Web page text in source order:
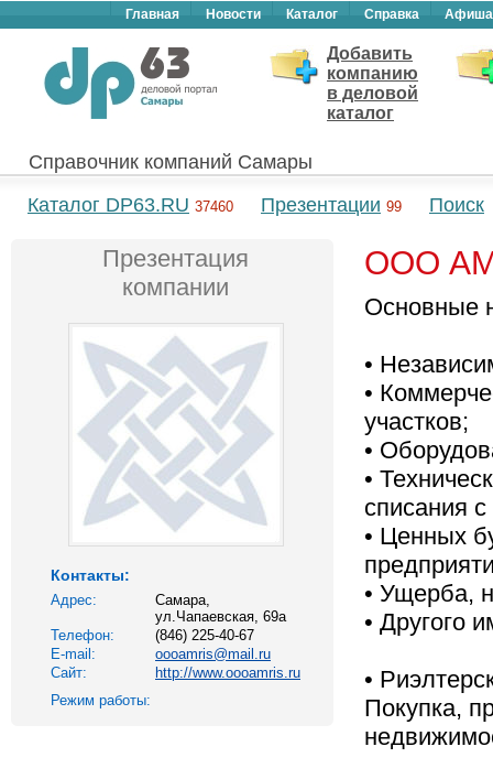
Главная Новости Каталог Справка Афиша
Добавить
компанию
в деловой
каталог
Справочник компаний Самары
Каталог DP63.RU 37460 Презентации 99 Поиск
Презентация
компании
Контакты:
Адрес:
Самара,
ул.Чапаевская, 69а
Телефон:
(846) 225-40-67
E-mail:
oooamris@mail.ru
Сайт:
http://www.oooamris.ru
Режим работы:
ООО
Основные
•
•
участков;
•
•
списания
• Ценных
• Ущерба,
• Другого
•
Покупка,